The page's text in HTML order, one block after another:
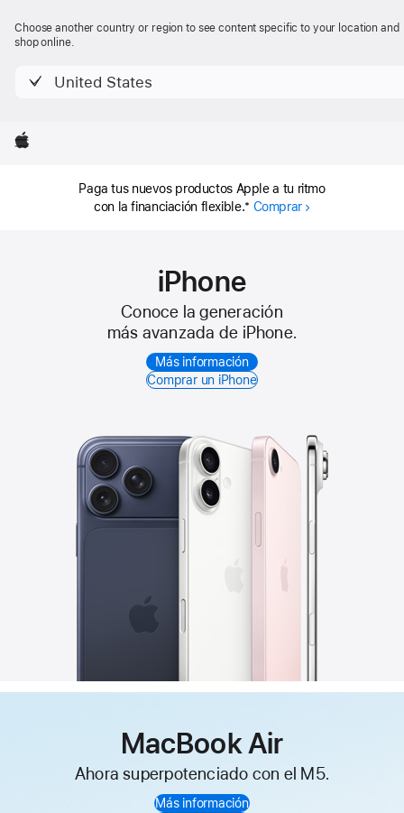
Choose another country or region to see content specific to your location and
shop online.
United States
Apple
Apple
Paga tus nuevos productos Apple a tu ritmo
con la financiación flexible.* Comprar
iPhone
Conoce la generación
más avanzada de iPhone.
Más información
Comprar un iPhone
MacBook Air
Ahora superpotenciado con el M5.
Más información